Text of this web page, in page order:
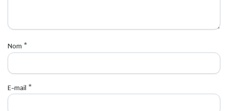
Nom *
E-mail *